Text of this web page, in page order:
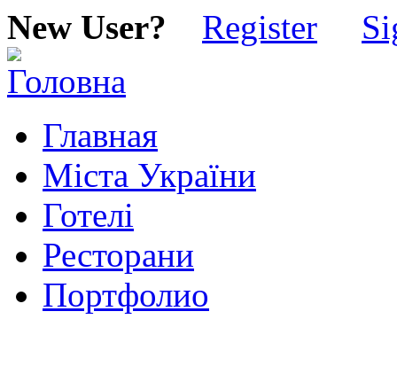
New User? Register
Главная
Міста України
Готелі
Ресторани
Портфолио